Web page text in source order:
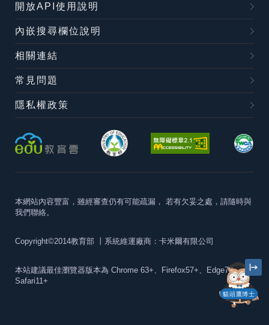
貓頭鷹博士
開放API使用說明
內嵌搜尋欄位說明
相關連結
常見問題
隱私權政策
本網站內容豐富，雖經審查仍有可能疏漏， 若有欠妥之處，請隨時與
我們聯絡。
Copyright©2014教育部 丨系統維運廠商：卡米爾有限公司
本站建議最佳瀏覽器版本為 Chrome 63+、Firefox57+、Edge79+及
Safari11+